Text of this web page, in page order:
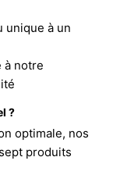
unique à un
à notre
?
optimale, nos
produits